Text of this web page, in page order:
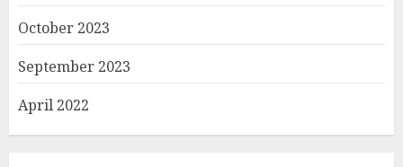
October 2023
September 2023
April 2022